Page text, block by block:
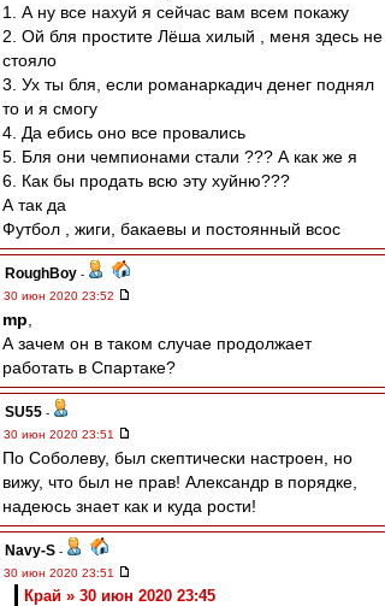
1. А ну все нахуй я сейчас вам всем покажу
2. Ой бля простите Лёша хилый , меня здесь не
стояло
3. Ух ты бля, если романаркадич денег поднял
то и я смогу
4. Да ебись оно все провались
5. Бля они чемпионами стали ??? А как же я
6. Как бы продать всю эту хуйню???
А так да
Футбол , жиги, бакаевы и постоянный всос
RoughBoy -
30 июн 2020 23:52
mp
А зачем он в таком случае продолжает
работать в Спартаке?
SU55 -
30 июн 2020 23:51
По Соболеву, был скептически настроен, но
вижу, что был не прав! Александр в порядке,
надеюсь знает как и куда рости!
Navy-S -
30 июн 2020 23:51
Край » 30 июн 2020 23:45